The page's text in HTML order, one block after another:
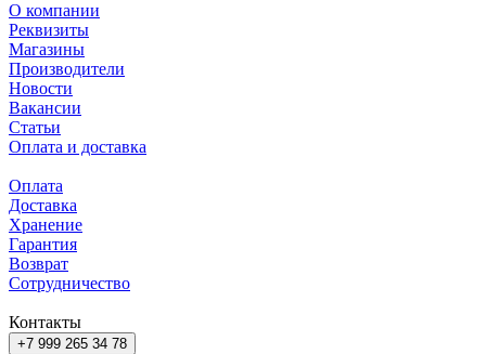
О компании
Реквизиты
Магазины
Производители
Новости
Вакансии
Статьи
Оплата и доставка
Оплата
Доставка
Хранение
Гарантия
Возврат
Сотрудничество
Контакты
+7 999 265 34 78